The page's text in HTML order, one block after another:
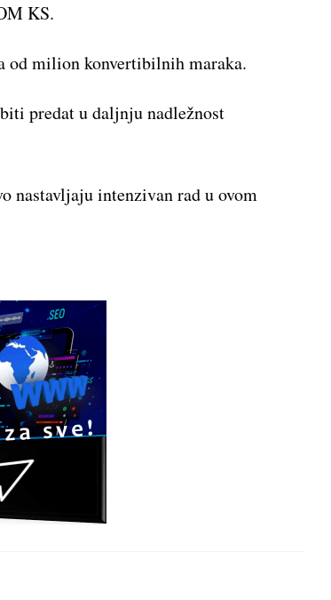
KS.
od milion konvertibilnih maraka.
predat u daljnju nadležnost
nastavljaju intenzivan rad u ovom